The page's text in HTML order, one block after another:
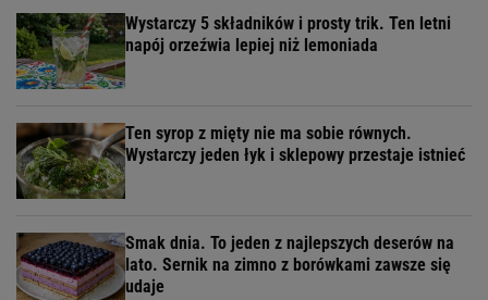
Wystarczy 5 składników i prosty trik. Ten letni
napój orzeźwia lepiej niż lemoniada
Ten syrop z mięty nie ma sobie równych.
Wystarczy jeden łyk i sklepowy przestaje istnieć
Smak dnia. To jeden z najlepszych deserów na
lato. Sernik na zimno z borówkami zawsze się
udaje